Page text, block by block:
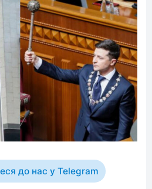
до нас у Telegram